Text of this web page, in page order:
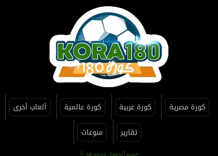
كورة مصرية كورة عربية كورة عالمية
ألعاب أخرى
تقارير
منوعات
جميع الحقوق محفوظة ©